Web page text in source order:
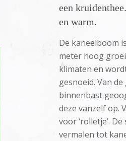
een
en warm.
De kaneelboom
meter hoog
klimaten en
gesnoeid. Van
binnenbast
deze vanzelf op.
voor ‘rolletje’.
vermalen tot